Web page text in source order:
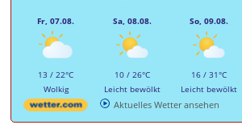
Fr, 07.08.
13 / 22°C
Wolkig
Sa, 08.08.
10 / 26°C
Leicht bewölkt
So, 09.08.
16 / 31°C
Leicht bewölkt
Aktuelles Wetter ansehen